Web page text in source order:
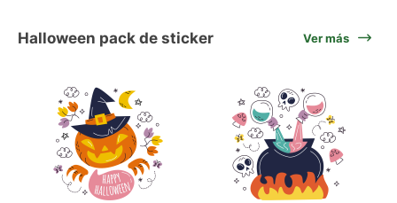
Halloween pack de sticker Ver más